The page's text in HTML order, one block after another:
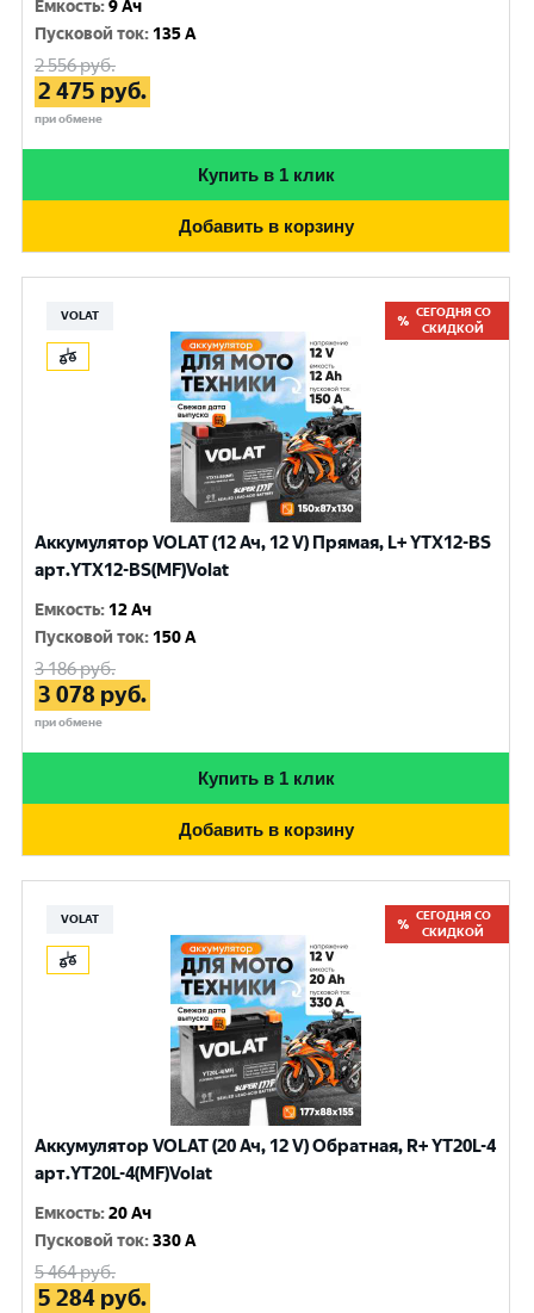
Емкость:9 Ач
Пусковой ток: 135 A
2 556руб.
2 475 руб.
при обмене
Купить в 1 клик
Добавить в корзину
VOLAT
СЕГОДНЯ СО
СКИДКОЙ
Аккумулятор VOLAT (12 Ач, 12 V) Прямая, L+ YTX12-BS
арт.YTX12-BS(MF)Volat
Емкость: 12 Ач
Пусковой ток: 150 A
3 186руб.
3 078 руб.
при обмене
Купить в 1 клик
Добавить в корзину
VOLAT
СЕГОДНЯ СО
СКИДКОЙ
Аккумулятор VOLAT (20 Ач, 12 V) Обратная, R+ YT20L-4
арт.YT20L-4(MF)Volat
Емкость:20 Ач
Пусковой ток:330 A
5 464руб.
5 284 руб.